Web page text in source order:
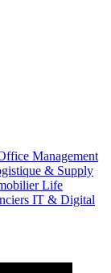
Management
& Supply
Life
IT & Digital